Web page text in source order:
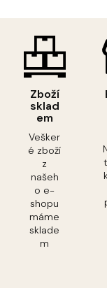
Zboží
sklad
em
Vešker
é zboží
z
našeh
o e-
shopu
máme
sklade
m